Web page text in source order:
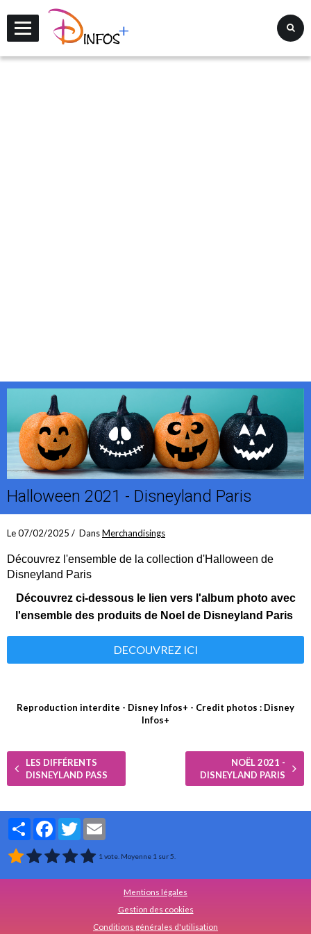
Halloween 2021 - Disneyland Paris
Le 07/02/2025 DansMerchandisings
Découvrez l'ensemble de la collection d'Halloween de
Disneyland Paris
Découvrez ci-dessous le lien vers l'album photo avec
l'ensemble des produits de Noel de Disneyland Paris
DECOUVREZ ICI
Reproduction interdite - Disney Infos+ - Credit photos : Disney
Infos+
LES DIFFÉRENTS
DISNEYLAND PASS
NOËL 2021 -
DISNEYLAND PARIS
PartagerFacebookTwitter
1 vote. Moyenne 1 sur 5.
Mentions légales
Gestion des cookies
Conditions générales d'utilisation